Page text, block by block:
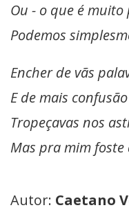
Ou - o que é
Podemos
Encher de vãs
E de mais
Tropeçavas nos
Mas pra mim
Autor: Caetano